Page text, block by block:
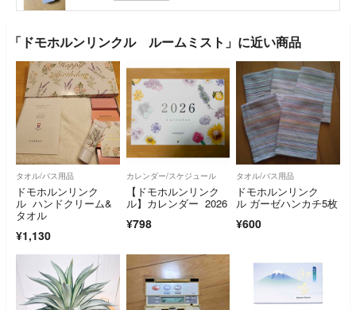
「ドモホルンリンクル ルームミスト」に近い商品
タオル/バス用品
ドモホルンリンク
ル ハンドクリーム&
タオル
¥1,130
カレンダー/スケジュール
【ドモホルンリンク
ル】カレンダー 2026
¥798
タオル/バス用品
ドモホルンリンク
ル ガーゼハンカチ5枚
¥600